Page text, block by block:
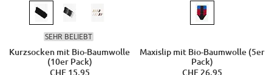
SEHR BELIEBT
Kurzsocken mit Bio-Baumwolle
(10er Pack)
CHF 15,95
Maxislip mit Bio-Baumwolle (5er
Pack)
CHF 26,95